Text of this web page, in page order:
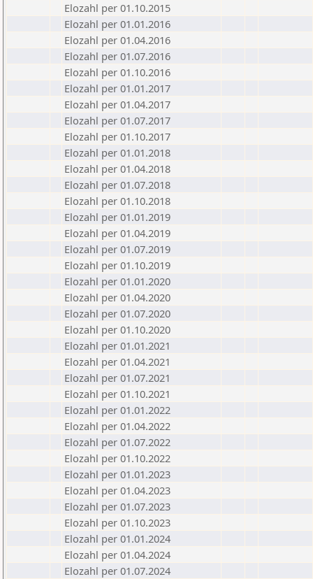
Elozahl per 01.10.2015
Elozahl per 01.01.2016
Elozahl per 01.04.2016
Elozahl per 01.07.2016
Elozahl per 01.10.2016
Elozahl per 01.01.2017
Elozahl per 01.04.2017
Elozahl per 01.07.2017
Elozahl per 01.10.2017
Elozahl per 01.01.2018
Elozahl per 01.04.2018
Elozahl per 01.07.2018
Elozahl per 01.10.2018
Elozahl per 01.01.2019
Elozahl per 01.04.2019
Elozahl per 01.07.2019
Elozahl per 01.10.2019
Elozahl per 01.01.2020
Elozahl per 01.04.2020
Elozahl per 01.07.2020
Elozahl per 01.10.2020
Elozahl per 01.01.2021
Elozahl per 01.04.2021
Elozahl per 01.07.2021
Elozahl per 01.10.2021
Elozahl per 01.01.2022
Elozahl per 01.04.2022
Elozahl per 01.07.2022
Elozahl per 01.10.2022
Elozahl per 01.01.2023
Elozahl per 01.04.2023
Elozahl per 01.07.2023
Elozahl per 01.10.2023
Elozahl per 01.01.2024
Elozahl per 01.04.2024
Elozahl per 01.07.2024